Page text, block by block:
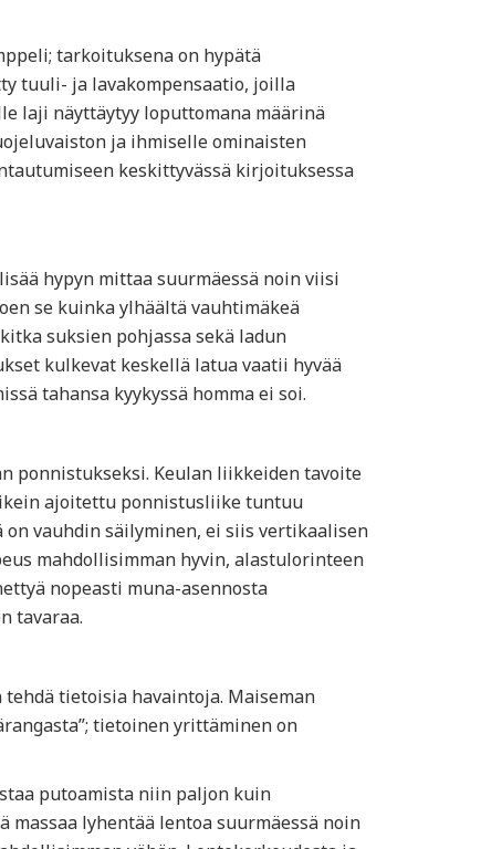
tarkoituksena on hypätä
tuuli- ja lavakompensaatio, joilla
laji näyttäytyy loputtomana määrinä
ja ihmiselle ominaisten
keskittyvässä kirjoituksessa
hypyn mittaa suurmäessä noin viisi
se kuinka ylhäältä vauhtimäkeä
suksien pohjassa sekä ladun
kulkevat keskellä latua vaatii hyvää
tahansa kyykyssä homma ei soi.
ponnistukseksi. Keulan liikkeiden tavoite
ajoitettu ponnistusliike tuntuu
vauhdin säilyminen, ei siis vertikaalisen
mahdollisimman hyvin, alastulorinteen
nopeasti muna-asennosta
tavaraa.
tehdä tietoisia havaintoja. Maiseman
tietoinen yrittäminen on
putoamista niin paljon kuin
lyhentää lentoa suurmäessä noin